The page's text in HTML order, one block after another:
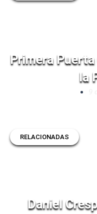
Primera Puerta
la
RELACIONADAS
Daniel